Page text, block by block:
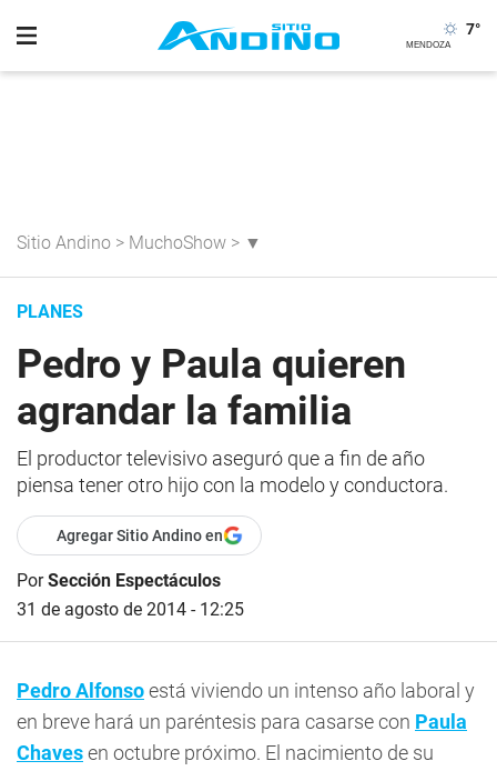
7°
Sitio Andino > MuchoShow > ▼
PLANES
Pedro y Paula quieren
agrandar la familia
El productor televisivo aseguró que a fin de año
piensa tener otro hijo con la modelo y conductora.
Agregar Sitio Andino en
PorSección Espectáculos
31 de agosto de 2014 - 12:25
Pedro Alfonsoestá viviendo un intenso año laboral y
en breve hará un paréntesis para casarse con Paula
Chavesen octubre próximo. El nacimiento de su